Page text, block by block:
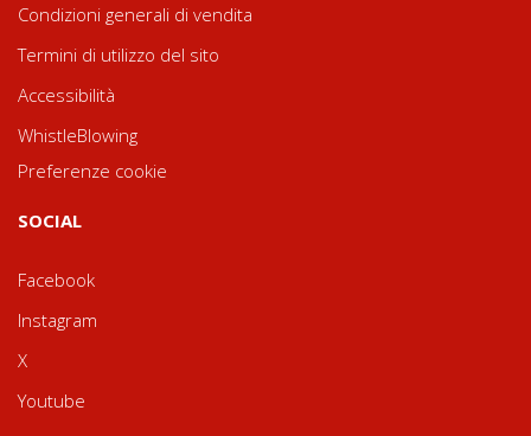
Condizioni generali di vendita
Termini di utilizzo del sito
Accessibilità
WhistleBlowing
Preferenze cookie
SOCIAL
Facebook
Instagram
X
Youtube